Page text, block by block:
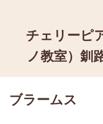
チェリーピ
ノ教室）釧
ブラームス